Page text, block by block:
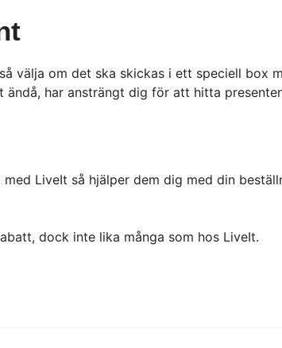
välja om det ska skickas i ett speciell box
har ansträngt dig för att hitta
LiveIt så hjälper dem dig med din
dock inte lika många som hos LiveIt.